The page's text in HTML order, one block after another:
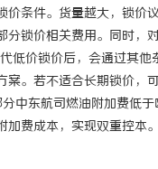
条件。货量越大，锁价
分锁价相关费用。同时
低价锁价后，会通过其他
。若不适合长期锁价，
中东航司燃油附加费低
加费成本，实现双重控本